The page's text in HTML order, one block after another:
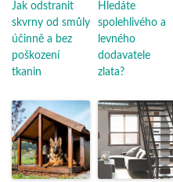
Jak odstranit
skvrny od smůly
účinně a bez
poškození
tkanin
Hledáte
spolehlivého a
levného
dodavatele
zlata?